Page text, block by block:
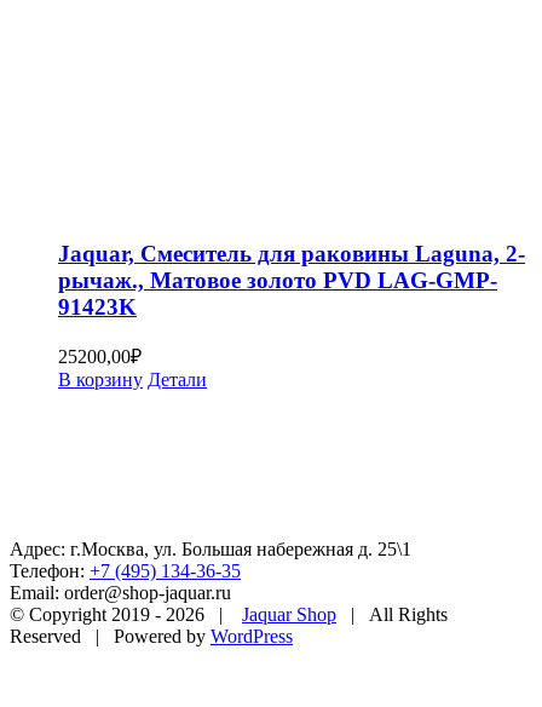
Jaquar, Смеситель для раковины Laguna, 2-
рычаж., Матовое золото PVD LAG-GMP-
91423K
25200,00₽
В корзину Детали
Адрес: г.Москва, ул. Большая набережная д. 25\1
Телефон: +7 (495) 134-36-35
Email: order@shop-jaquar.ru
© Copyright 2019 - 2026 | Jaquar Shop | All Rights
Reserved | Powered by WordPress